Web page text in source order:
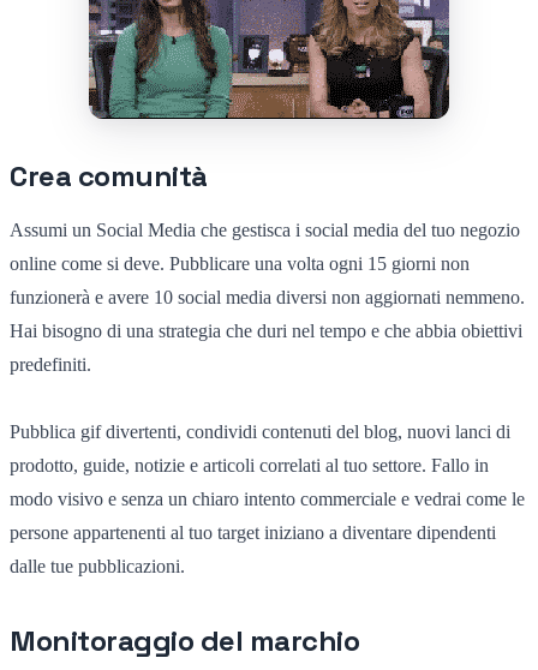
Crea comunità
Assumi un Social Media che gestisca i social media del tuo negozio
online come si deve. Pubblicare una volta ogni 15 giorni non
funzionerà e avere 10 social media diversi non aggiornati nemmeno.
Hai bisogno di una strategia che duri nel tempo e che abbia obiettivi
predefiniti.
Pubblica gif divertenti, condividi contenuti del blog, nuovi lanci di
prodotto, guide, notizie e articoli correlati al tuo settore. Fallo in
modo visivo e senza un chiaro intento commerciale e vedrai come le
persone appartenenti al tuo target iniziano a diventare dipendenti
dalle tue pubblicazioni.
Monitoraggio del marchio